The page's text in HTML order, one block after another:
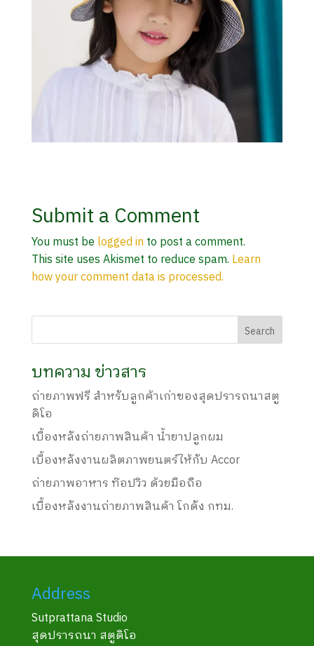
Submit a Comment
You must be logged into post a comment.
This site uses Akismet to reduce spam. Learn
how your comment data is processed.
บทความ ข่าวสาร
ถ่ายภาพฟรี สำหรับลูกค้าเก่าของสุดปรารถนาสตู
ดิโอ
เบื้องหลังถ่ายภาพสินค้า น้ำยาปลูกผม
เบื้องหลังงานผลิตภาพยนตร์ให้กับ Accor
ถ่ายภาพอาหาร ท๊อปวิว ด้วยมือถือ
เบื้องหลังงานถ่ายภาพสินค้า โกดัง กทม.
Address
Sutprattana Studio
สุดปรารถนา สตูดิโอ